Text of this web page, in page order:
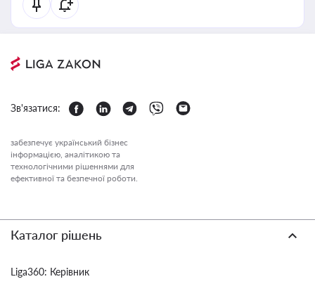
Зв'язатися:
забезпечує український бізнес
інформацією, аналітикою та
технологічними рішеннями для
ефективної та безпечної роботи.
Каталог рішень
Liga360: Керівник